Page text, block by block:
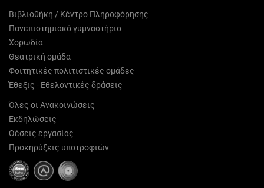
Βιβλιοθήκη / Κέντρο Πληροφόρησης
Πανεπιστημιακό γυμναστήριο
Χορωδία
Θεατρική ομάδα
Φοιτητικές πολιτιστικές ομάδες
Έθεξις - Εθελοντικές δράσεις
Όλες οι Ανακοινώσεις
Εκδηλώσεις
Θέσεις εργασίας
Προκηρύξεις υποτροφιών